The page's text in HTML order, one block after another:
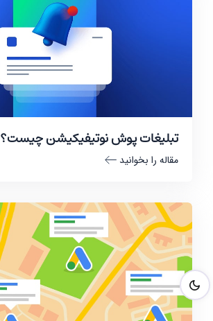
تبلیغات پوش نوتیفیکیشن چیست؟
مقاله را بخوانید